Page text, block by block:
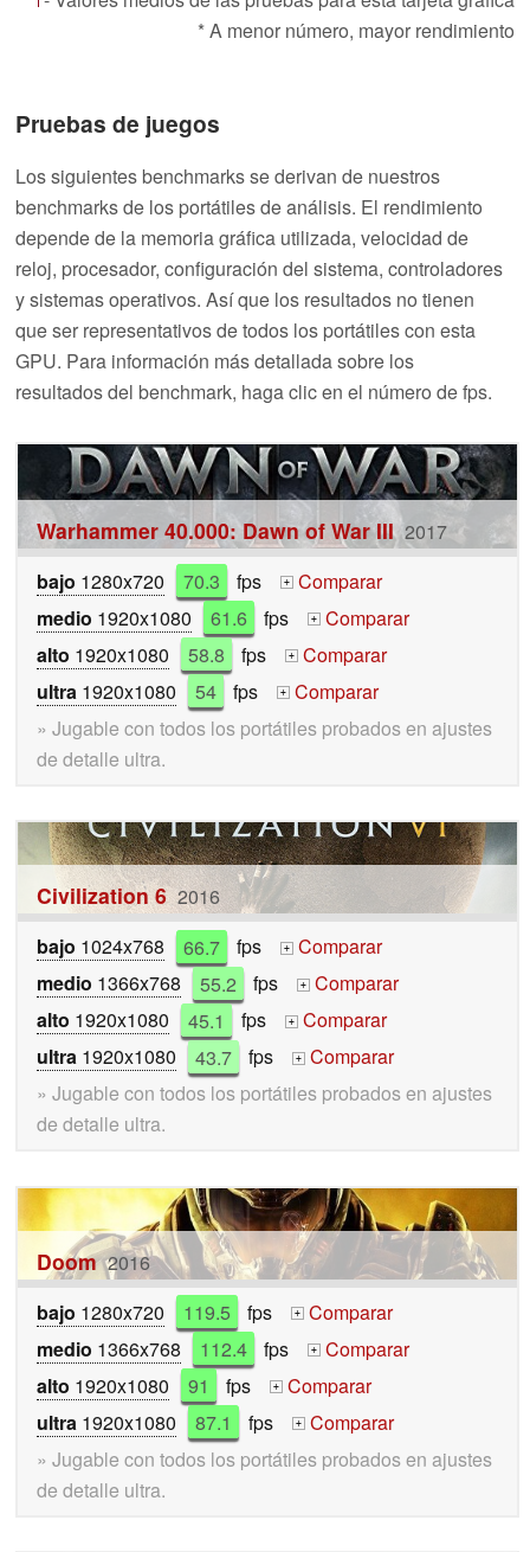
* A menor número, mayor rendimiento
Pruebas de juegos
Los siguientes benchmarks se derivan de nuestros
benchmarks de los portátiles de análisis. El rendimiento
depende de la memoria gráfica utilizada, velocidad de
reloj, procesador, configuración del sistema, controladores
y sistemas operativos. Así que los resultados no tienen
que ser representativos de todos los portátiles con esta
GPU. Para información más detallada sobre los
resultados del benchmark, haga clic en el número de fps.
Warhammer 40.000: Dawn of War III 2017
bajo 1280x720 70.3 fps +
Comparar
medio 1920x1080 61.6 fps +
Comparar
alto 1920x1080 58.8 fps +
Comparar
ultra 1920x1080 54 fps +
Comparar
» Jugable con todos los portátiles probados en ajustes
de detalle ultra.
Civilization 6 2016
bajo 1024x768 66.7 fps +
Comparar
medio 1366x768 55.2 fps +
Comparar
alto 1920x1080 45.1 fps +
Comparar
ultra 1920x1080 43.7 fps +
Comparar
» Jugable con todos los portátiles probados en ajustes
de detalle ultra.
Doom 2016
bajo 1280x720 119.5 fps +
Comparar
medio 1366x768 112.4 fps +
Comparar
alto 1920x1080 91 fps +
Comparar
ultra 1920x1080 87.1 fps +
Comparar
» Jugable con todos los portátiles probados en ajustes
de detalle ultra.